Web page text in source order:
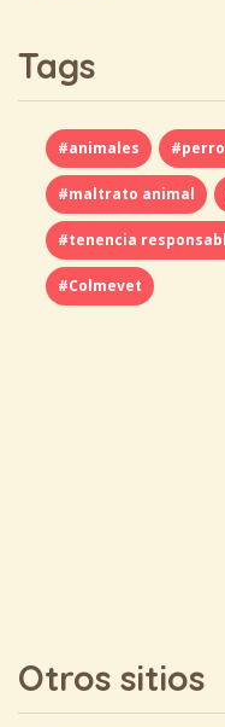
Tags
#animales
#maltrato animal
#tenencia
#Colmevet
Otros sitios